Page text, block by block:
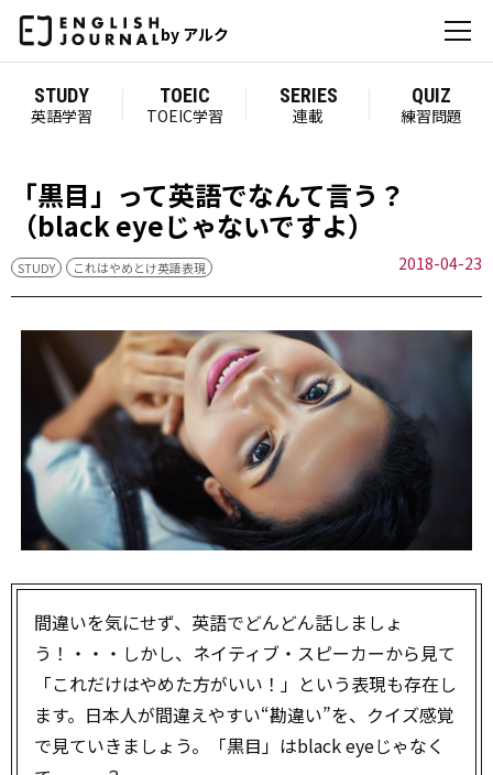
by アルク
STUDY
英語学習
TOEIC
TOEIC学習
SERIES
連載
QUIZ
練習問題
「黒目」って英語でなんて言う？
（black eyeじゃないですよ）
STUDY これはやめとけ英語表現 2018-04-23
間違いを気にせず、英語でどんどん話しましょ
う！・・・しかし、ネイティブ・スピーカーから見て
「これだけはやめた方がいい！」という表現も存在し
ます。日本人が間違えやすい“勘違い”を、クイズ感覚
で見ていきましょう。「黒目」はblack eyeじゃなく